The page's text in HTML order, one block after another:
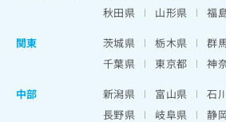
秋田県
山形県
福
関東
茨城県 栃木県 群
千葉県
東京都 神
中部
新潟県 富山県 石
長野県
岐阜県 静